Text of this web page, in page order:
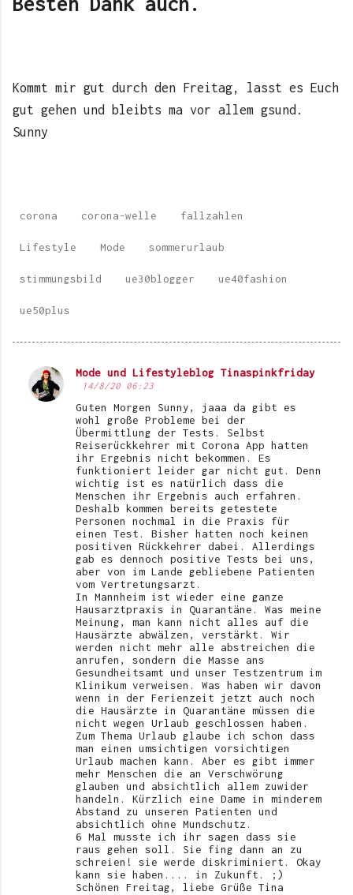
Kommt mir gut durch den Freitag, lasst es Euch
gut gehen und bleibts ma vor allem gsund.
Sunny
corona corona-welle fallzahlen
Lifestyle Mode sommerurlaub
stimmungsbild ue30blogger ue40fashion
ue50plus
K
Mode und Lifestyleblog Tinaspinkfriday
14/8/20 06:23
Guten Morgen Sunny, jaaa da gibt es
wohl große Probleme bei der
Übermittlung der Tests. Selbst
Reiserückkehrer mit Corona App hatten
ihr Ergebnis nicht bekommen. Es
funktioniert leider gar nicht gut. Denn
wichtig ist es natürlich dass die
Menschen ihr Ergebnis auch erfahren.
Deshalb kommen bereits getestete
Personen nochmal in die Praxis für
einen Test. Bisher hatten noch keinen
positiven Rückkehrer dabei. Allerdings
gab es dennoch positive Tests bei uns,
aber von im Lande gebliebene Patienten
vom Vertretungsarzt.
In Mannheim ist wieder eine ganze
Hausarztpraxis in Quarantäne. Was meine
Meinung, man kann nicht alles auf die
Hausärzte abwälzen, verstärkt. Wir
werden nicht mehr alle abstreichen die
anrufen, sondern die Masse ans
Gesundheitsamt und unser Testzentrum im
Klinikum verweisen. Was haben wir davon
wenn in der Ferienzeit jetzt auch noch
die Hausärzte in Quarantäne müssen die
nicht wegen Urlaub geschlossen haben.
Zum Thema Urlaub glaube ich schon dass
man einen umsichtigen vorsichtigen
Urlaub machen kann. Aber es gibt immer
mehr Menschen die an Verschwörung
glauben und absichtlich allem zuwider
handeln. Kürzlich eine Dame in minderem
Abstand zu unseren Patienten und
absichtlich ohne Mundschutz.
6 Mal musste ich ihr sagen dass sie
raus gehen soll. Sie fing dann an zu
schreien! sie werde diskriminiert. Okay
kann sie haben.... in Zukunft. ;)
Schönen Freitag, liebe Grüße Tina